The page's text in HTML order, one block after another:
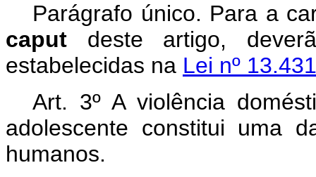
Parágrafo único. Para a
caput deste artigo,
estabelecidas na Lei nº
Art. 3º A violência
adolescente constitui uma
humanos.